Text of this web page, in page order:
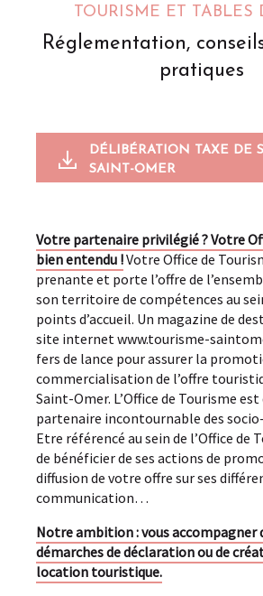
TOURISME ET TABLES
Réglementation,
pratiques
DÉLIBÉRATION TAXE DE
SAINT-OMER
Votre partenaire privilégié ? Votre
bien entendu !Votre Office de
prenante et porte l’offre de
son territoire de compétences au
points d’accueil. Un magazine de
site internet www.tourisme-
fers de lance pour assurer la
commercialisation de l’offre
Saint-Omer. L’Office de Tourisme est
partenaire incontournable des
Etre référencé au sein de l’Office de
de bénéficier de ses actions de
diffusion de votre offre sur ses
communication…
Notre ambition : vous accompagner
démarches de déclaration ou de
location touristique.